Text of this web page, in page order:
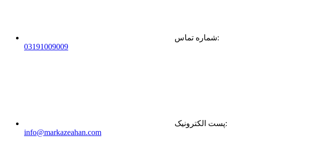
شماره تماس:
03191009009
پست الکترونیک:
info@markazeahan.com